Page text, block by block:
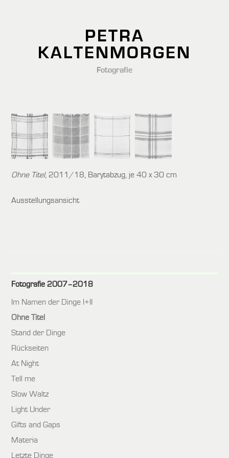
PETRA
KALTENMORGEN
Fotografie
Ohne Titel, 2011/18, Barytabzug, je 40 x 30 cm
Ausstellungsansicht
Fotografie 2007–2018
Im Namen der Dinge I+II
Ohne Titel
Stand der Dinge
Rückseiten
At Night
Tell me
Slow Waltz
Light Under
Gifts and Gaps
Materia
Letzte Dinge